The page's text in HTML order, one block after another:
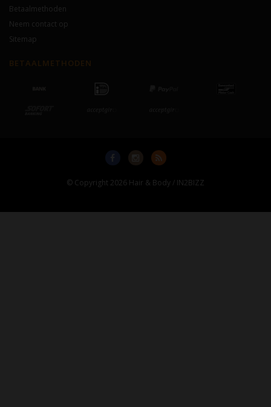
Betaalmethoden
Neem contact op
Sitemap
BETAALMETHODEN
© Copyright 2026 Hair & Body / IN2BIZZ